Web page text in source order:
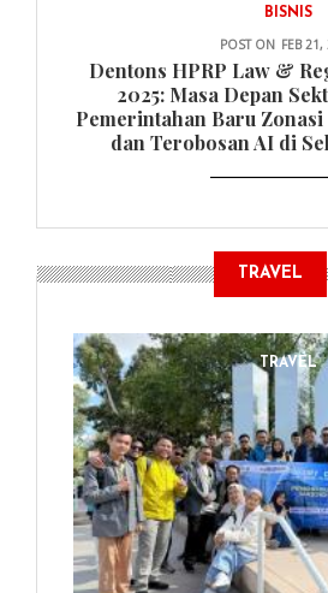
BISNIS
POST ON FEB
Dentons HPRP Law &
2025: Masa Depan
Pemerintahan Baru
dan Terobosan AI di
TRAVEL
TRAVEL